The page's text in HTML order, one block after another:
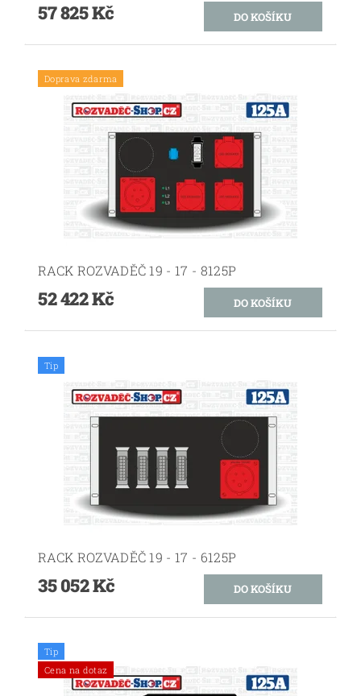
57 825 Kč
Doprava zdarma
RACK ROZVADĚČ 19 - 17 - 8125P
52 422 Kč
Tip
RACK ROZVADĚČ 19 - 17 - 6125P
35 052 Kč
Tip
Cena na dotaz